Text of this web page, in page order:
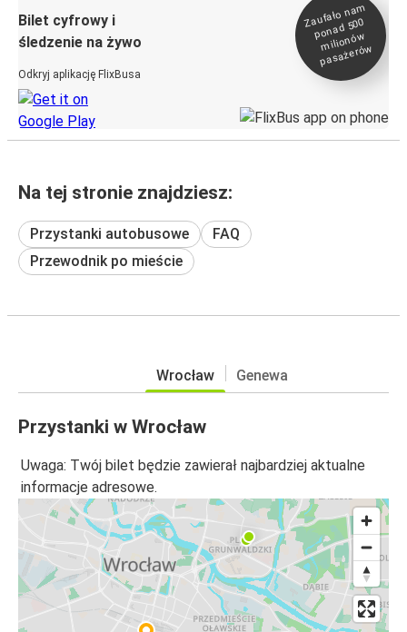
Bilet cyfrowy i
śledzenie na żywo
Odkryj aplikację FlixBusa
Zaufało na
m
ponad 500
milionó
w
pasażeró
w
Na tej stronie znajdziesz:
Przystanki autobusowe
FAQ
Przewodnik po mieście
Wrocław Genewa
Przystanki w Wrocław
Uwaga: Twój bilet będzie zawierał najbardziej aktualne
informacje adresowe.